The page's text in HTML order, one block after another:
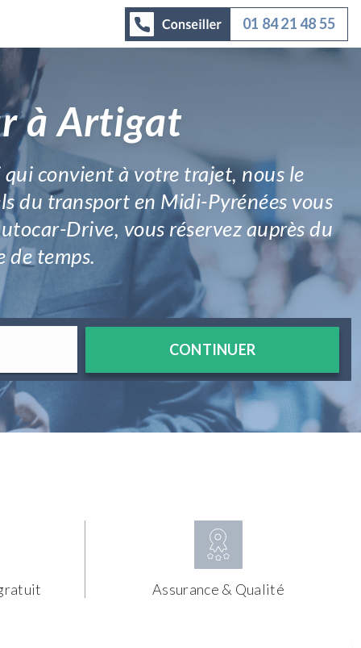
01 84 21 48 55
à Artigat
convient à votre trajet, nous le
du transport en Midi-Pyrénées vous
Drive, vous réservez auprès du
de temps.
CONTINUER
Assurance & Qualité